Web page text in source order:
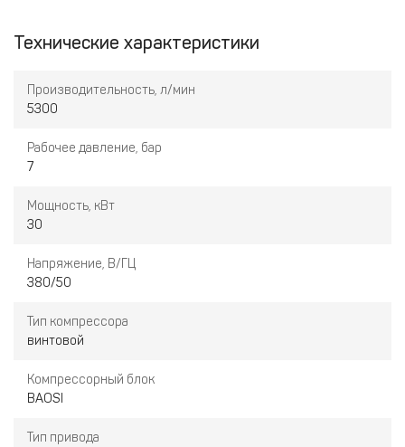
шума, низкая температура и долгий срок службы.
автоматического запуска и остановки при
нормальной работе без участия оператора.
Технические характеристики
Производительность, л/мин
5300
Рабочее давление, бар
7
Мощность, кВт
30
Напряжение, В/ГЦ
380/50
Тип компрессора
винтовой
Компрессорный блок
BAOSI
Тип привода